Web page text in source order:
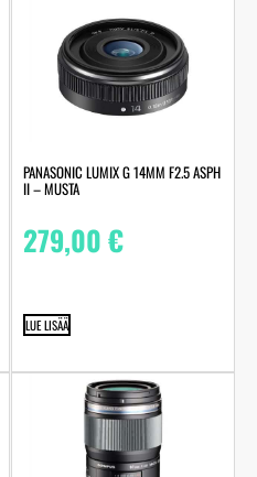
PANASONIC LUMIX G 14MM F2.5 ASPH
II – MUSTA
279,00€
LUE LISÄÄ